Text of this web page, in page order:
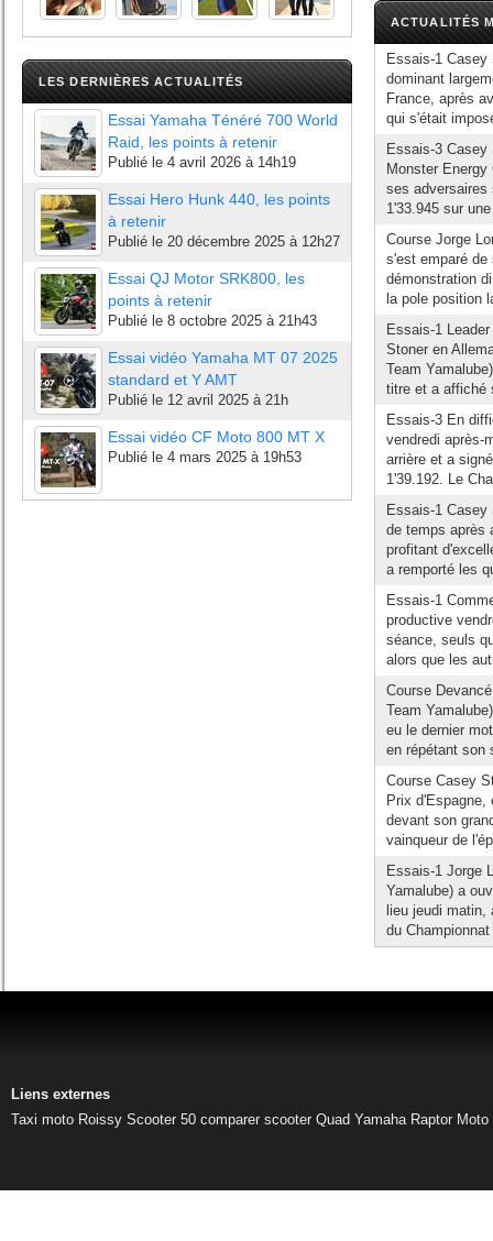
LES DERNIÈRES ACTUALITÉS
Essai Yamaha Ténéré 700 World
Raid, les points à retenir
Publié le 4 avril 2026 à 14h19
Essai Hero Hunk 440, les points
à retenir
Publié le 20 décembre 2025 à 12h27
Essai QJ Motor SRK800, les
points à retenir
Publié le 8 octobre 2025 à 21h43
Essai vidéo Yamaha MT 07 2025
standard et Y AMT
Publié le 12 avril 2025 à 21h
Essai vidéo CF Moto 800 MT X
Publié le 4 mars 2025 à 19h53
ACTUALITÉS
Essais-1
dominant
France, après
qui s'était
Essais-3
Monster
ses adversaires
1'33.945 sur
Course Jorge
s'est emparé
démonstration
la pole position
Essais-1
Stoner en
Team
titre et a affiché
Essais-3 En
vendredi après-
arrière et a
1'39.192. Le
Essais-1 Casey
de temps après
profitant
a remporté les
Essais-1
productive
séance, seuls
alors que les
Course
Team
eu le dernier
en répétant son
Course Casey
Prix
devant son
vainqueur de
Essais-1 Jorge
Yamalube) a
lieu jeudi
du
Liens externes
Taxi moto Roissy Scooter 50 comparer scooter Quad Yamaha Raptor